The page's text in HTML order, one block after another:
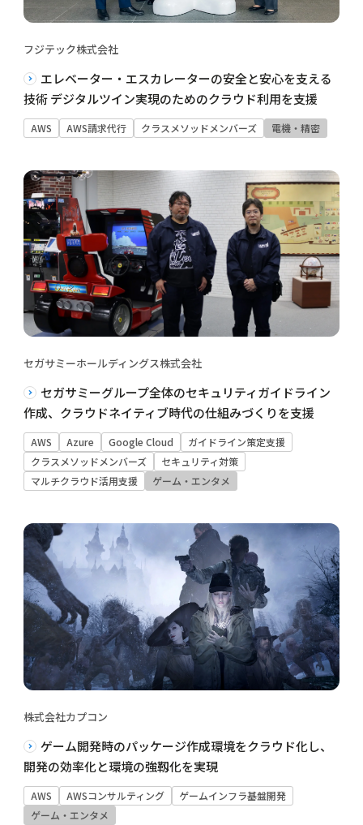
フジテック株式会社
エレベーター・エスカレーターの安全と安心を支える
技術 デジタルツイン実現のためのクラウド利用を支援
AWS AWS請求代行 クラスメソッドメンバーズ 電機・精密
セガサミーホールディングス株式会社
セガサミーグループ全体のセキュリティガイドライン
作成、クラウドネイティブ時代の仕組みづくりを支援
AWS Azure Google Cloud
ガイドライン策定支援
クラスメソッドメンバーズ
セキュリティ対策
マルチクラウド活用支援
ゲーム・エンタメ
株式会社カプコン
ゲーム開発時のパッケージ作成環境をクラウド化し、
開発の効率化と環境の強靱化を実現
AWS AWSコンサルティング
ゲームインフラ基盤開発
ゲーム・エンタメ